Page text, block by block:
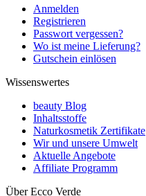
Anmelden
Registrieren
Passwort vergessen?
Wo ist meine Lieferung?
Gutschein einlösen
Wissenswertes
beauty Blog
Inhaltsstoffe
Naturkosmetik Zertifikate
Wir und unsere Umwelt
Aktuelle Angebote
Affiliate Programm
Über Ecco Verde